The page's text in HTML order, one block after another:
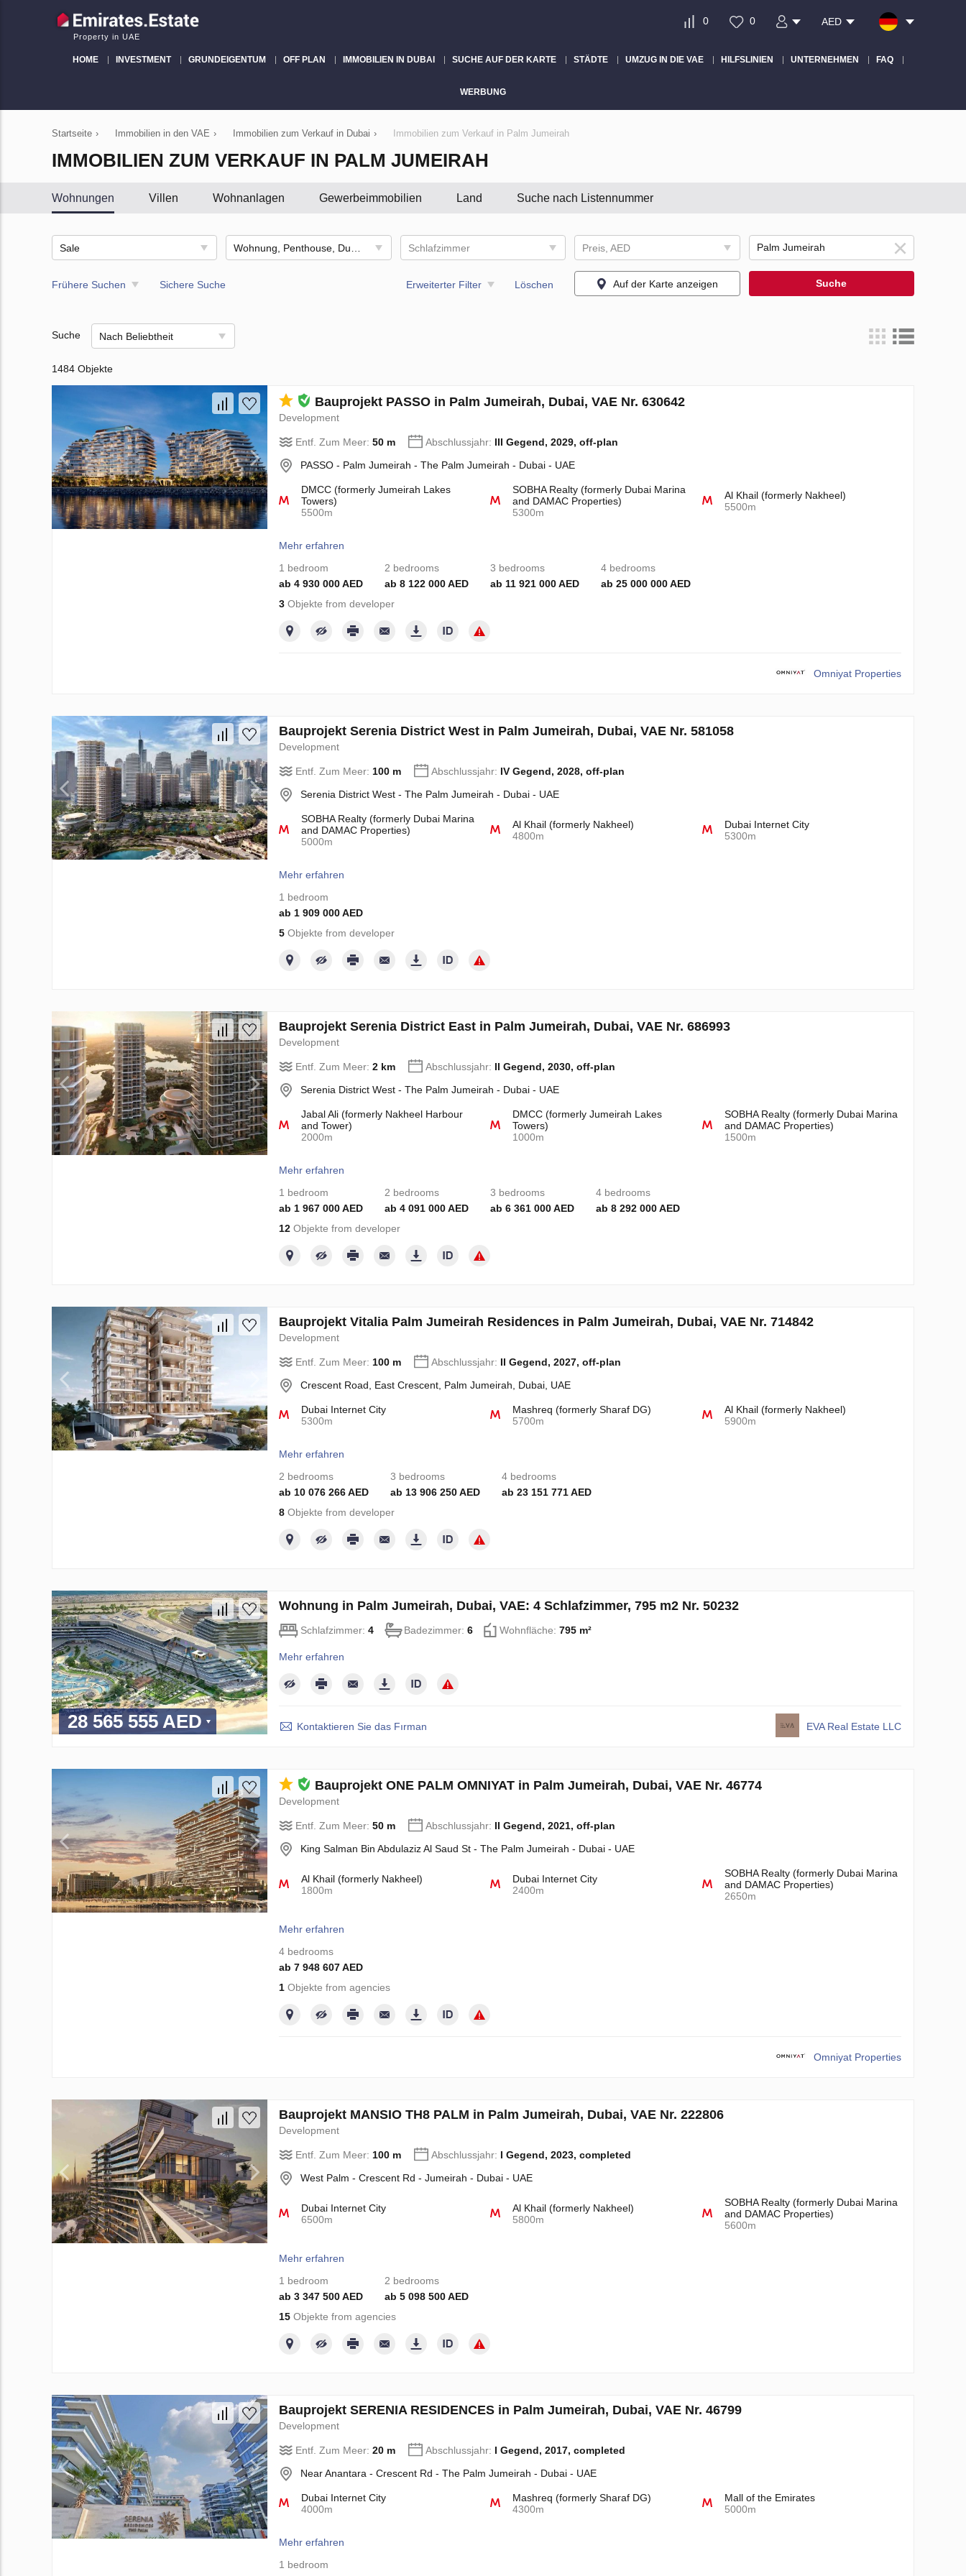
Property in UAE
0 0 AED
HOME INVESTMENT GRUNDEIGENTUM OFF PLAN IMMOBILIEN IN DUBAI SUCHE AUF DER KARTE STÄDTE UMZUG IN DIE VAE HILFSLINIEN UNTERNEHMEN FAQ
WERBUNG
Startseite › Immobilien in den VAE › Immobilien zum Verkauf in Dubai › Immobilien zum Verkauf in Palm Jumeirah
IMMOBILIEN ZUM VERKAUF IN PALM JUMEIRAH
Wohnungen Villen Wohnanlagen Gewerbeimmobilien Land Suche nach Listennummer
Sale Schlafzimmer Preis, AED
Frühere Suchen Sichere Suche Erweiterter Filter Löschen Auf der Karte anzeigen Suche
Suche Nach Beliebtheit
1484 Objekte
Bauprojekt PASSO in Palm Jumeirah, Dubai, VAE Nr. 630642
Development
Entf. Zum Meer: 50 m Abschlussjahr: III Gegend, 2029, off-plan
PASSO - Palm Jumeirah - The Palm Jumeirah - Dubai - UAE
DMCC (formerly Jumeirah Lakes
Towers)
5500m
SOBHA Realty (formerly Dubai Marina
and DAMAC Properties)
5300m
Al Khail (formerly Nakheel)
5500m
Mehr erfahren
1 bedroom
ab 4 930 000 AED
2 bedrooms
ab 8 122 000 AED
3 bedrooms
ab 11 921 000 AED
4 bedrooms
ab 25 000 000 AED
3Objekte from developer
Omniyat Properties
Bauprojekt Serenia District West in Palm Jumeirah, Dubai, VAE Nr. 581058
Development
Entf. Zum Meer: 100 m Abschlussjahr: IV Gegend, 2028, off-plan
Serenia District West - The Palm Jumeirah - Dubai - UAE
SOBHA Realty (formerly Dubai Marina
and DAMAC Properties)
5000m
Al Khail (formerly Nakheel)
4800m
Dubai Internet City
5300m
Mehr erfahren
1 bedroom
ab 1 909 000 AED
5Objekte from developer
Bauprojekt Serenia District East in Palm Jumeirah, Dubai, VAE Nr. 686993
Development
Entf. Zum Meer: 2 km Abschlussjahr: II Gegend, 2030, off-plan
Serenia District West - The Palm Jumeirah - Dubai - UAE
Jabal Ali (formerly Nakheel Harbour
and Tower)
2000m
DMCC (formerly Jumeirah Lakes
Towers)
1000m
SOBHA Realty (formerly Dubai Marina
and DAMAC Properties)
1500m
Mehr erfahren
1 bedroom
ab 1 967 000 AED
2 bedrooms
ab 4 091 000 AED
3 bedrooms
ab 6 361 000 AED
4 bedrooms
ab 8 292 000 AED
12Objekte from developer
Bauprojekt Vitalia Palm Jumeirah Residences in Palm Jumeirah, Dubai, VAE Nr. 714842
Development
Entf. Zum Meer: 100 m Abschlussjahr: II Gegend, 2027, off-plan
Crescent Road, East Crescent, Palm Jumeirah, Dubai, UAE
Dubai Internet City
5300m
Mashreq (formerly Sharaf DG)
5700m
Al Khail (formerly Nakheel)
5900m
Mehr erfahren
2 bedrooms
ab 10 076 266 AED
3 bedrooms
ab 13 906 250 AED
4 bedrooms
ab 23 151 771 AED
8Objekte from developer
28 565 555 AED
Wohnung in Palm Jumeirah, Dubai, VAE: 4 Schlafzimmer, 795 m2 Nr. 50232
Schlafzimmer: 4 Badezimmer: 6 Wohnfläche: 795 m²
Mehr erfahren
Kontaktieren Sie das Fırman EVA Real Estate LLC
Bauprojekt ONE PALM OMNIYAT in Palm Jumeirah, Dubai, VAE Nr. 46774
Development
Entf. Zum Meer: 50 m Abschlussjahr: II Gegend, 2021, off-plan
King Salman Bin Abdulaziz Al Saud St - The Palm Jumeirah - Dubai - UAE
Al Khail (formerly Nakheel)
1800m
Dubai Internet City
2400m
SOBHA Realty (formerly Dubai Marina
and DAMAC Properties)
2650m
Mehr erfahren
4 bedrooms
ab 7 948 607 AED
1Objekte from agencies
Omniyat Properties
Bauprojekt MANSIO TH8 PALM in Palm Jumeirah, Dubai, VAE Nr. 222806
Development
Entf. Zum Meer: 100 m Abschlussjahr: I Gegend, 2023, completed
West Palm - Crescent Rd - Jumeirah - Dubai - UAE
Dubai Internet City
6500m
Al Khail (formerly Nakheel)
5800m
SOBHA Realty (formerly Dubai Marina
and DAMAC Properties)
5600m
Mehr erfahren
1 bedroom
ab 3 347 500 AED
2 bedrooms
ab 5 098 500 AED
15Objekte from agencies
Bauprojekt SERENIA RESIDENCES in Palm Jumeirah, Dubai, VAE Nr. 46799
Development
Entf. Zum Meer: 20 m Abschlussjahr: I Gegend, 2017, completed
Near Anantara - Crescent Rd - The Palm Jumeirah - Dubai - UAE
Dubai Internet City
4000m
Mashreq (formerly Sharaf DG)
4300m
Mall of the Emirates
5000m
Mehr erfahren
1 bedroom